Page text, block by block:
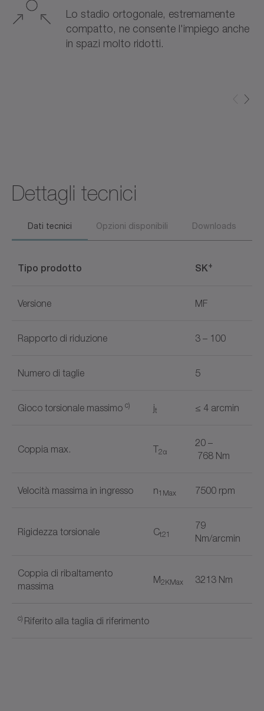
Lo stadio ortogonale, estremamente
compatto, ne consente l'impiego anche
in spazi molto ridotti.
Dettagli tecnici
Dati tecnici Opzioni disponibili Downloads
Tipo prodotto SK+
Versione MF
Rapporto di riduzione 3 – 100
Numero di taglie 5
Gioco torsionale massimo c) jt ≤ 4 arcmin
Coppia max. T2α
20 –
768 Nm
Velocità massima in ingresso n1Max 7500 rpm
Rigidezza torsionale Ct21
79
Nm/arcmin
Coppia di ribaltamento
massima
M2KMax 3213 Nm
c) Riferito alla taglia di riferimento